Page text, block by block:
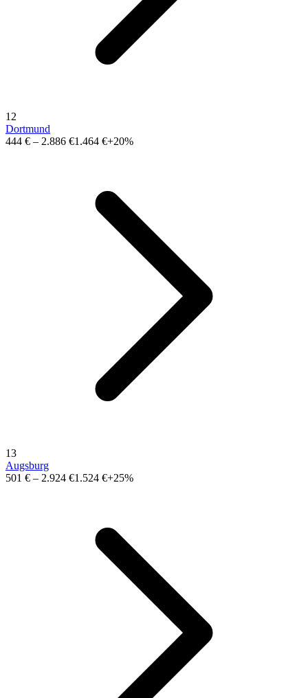
12
Dortmund
444 € – 2.886 €1.464 €+20%
13
Augsburg
501 € – 2.924 €1.524 €+25%